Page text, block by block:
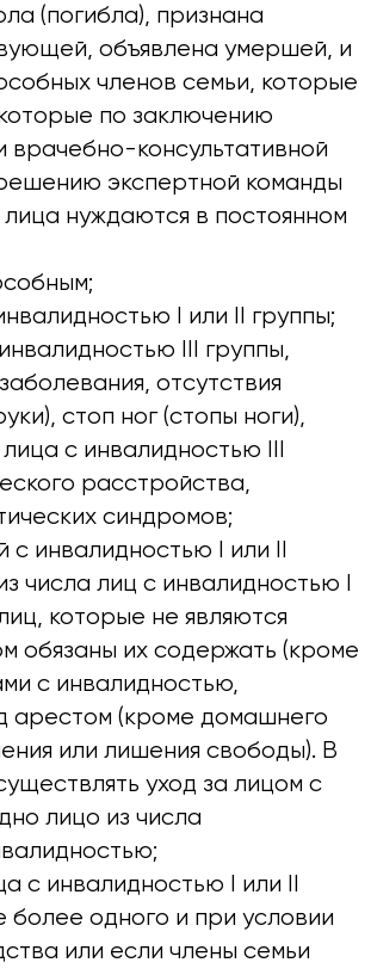
(погибла), признана
объявлена умершей, и
членов семьи, которые
по заключению
врачебно-консультативной
экспертной команды
нуждаются в постоянном
I или II группы;
III группы,
отсутствия
стоп ног (стопы ноги),
с инвалидностью III
расстройства,
синдромов;
с инвалидностью I или II
числа лиц с инвалидностью I
которые не являются
обязаны их содержать (кроме
с инвалидностью,
арестом (кроме домашнего
или лишения свободы). В
уход за лицом с
лицо из числа
с инвалидностью I или II
более одного и при условии
или если члены семьи